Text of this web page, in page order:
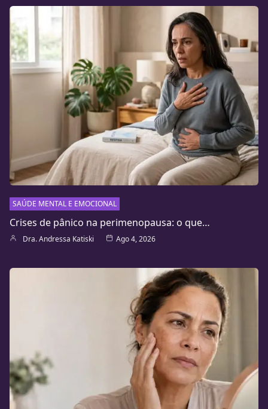
SAÚDE MENTAL E EMOCIONAL
Crises de pânico na perimenopausa: o que…
Dra. Andressa Katiski Ago 4, 2026